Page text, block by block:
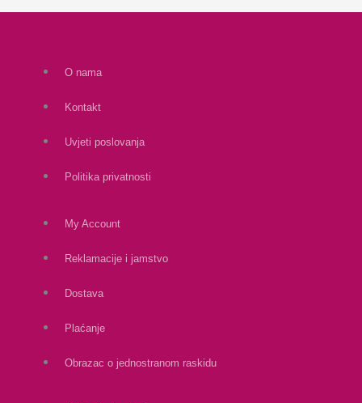
O nama
Kontakt
Uvjeti poslovanja
Politika privatnosti
My Account
Reklamacije i jamstvo
Dostava
Plaćanje
Obrazac o jednostranom raskidu